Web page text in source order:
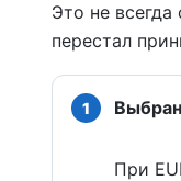
Это не всегда
перестал
При